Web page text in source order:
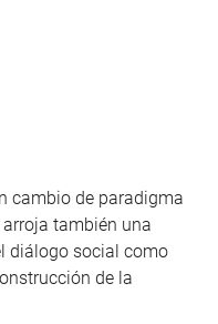
cambio de paradigma
también una
diálogo social como
de la